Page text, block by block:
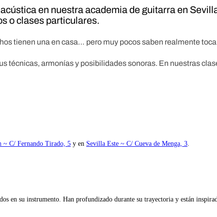
en nuestra academia de guitarra en
o clases particulares.
tienen una en casa… pero muy pocos saben realmente
técnicas, armonías y posibilidades sonoras. En nuestras
~ C/ Fernando Tirado, 5 y en Sevilla Este ~ C/ Cueva de Menga, 3
en su instrumento. Han profundizado durante su trayectoria y están